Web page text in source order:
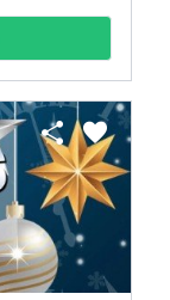
share favorite